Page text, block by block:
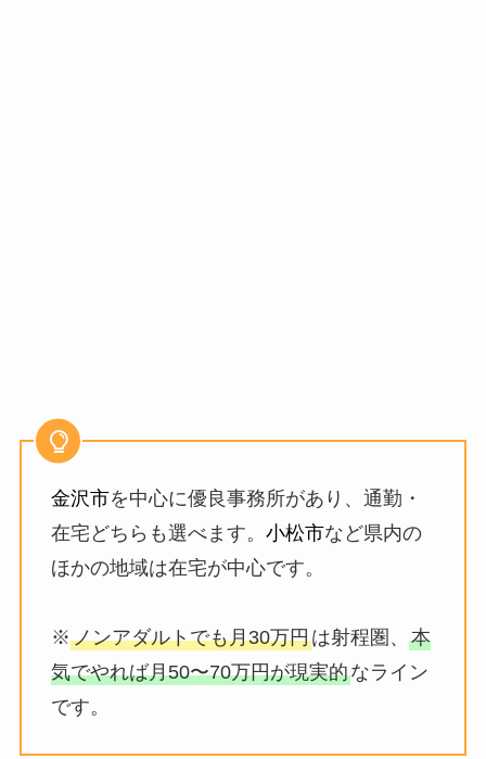
金沢市を中心に優良事務所があり、通勤・
在宅どちらも選べます。 小松市など県内の
ほかの地域は在宅が中心です。
※ノンアダルトでも月30万円は射程圏、 本
気でやれば月50〜70万円が現実的なライン
です。